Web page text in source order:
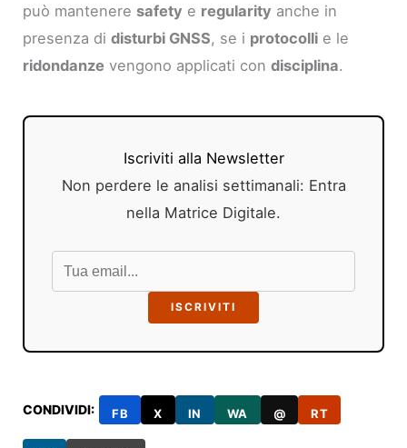
può mantenere safety e regularity anche in
presenza didisturbi GNSS, se i protocolli e le
ridondanze vengono applicati condisciplina.
Iscriviti alla Newsletter
Non perdere le analisi settimanali: Entra
nella Matrice Digitale.
ISCRIVITI
CONDIVIDI: FB X IN WA @ RT